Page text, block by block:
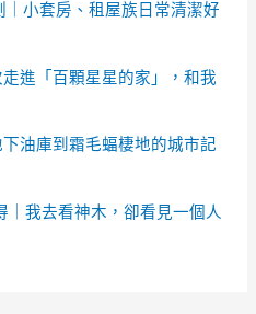
｜小套房、租屋族日常清潔好
進「百顆星星的家」，和我
油庫到霜毛蝠棲地的城市記
｜我去看神木，卻看見一個人